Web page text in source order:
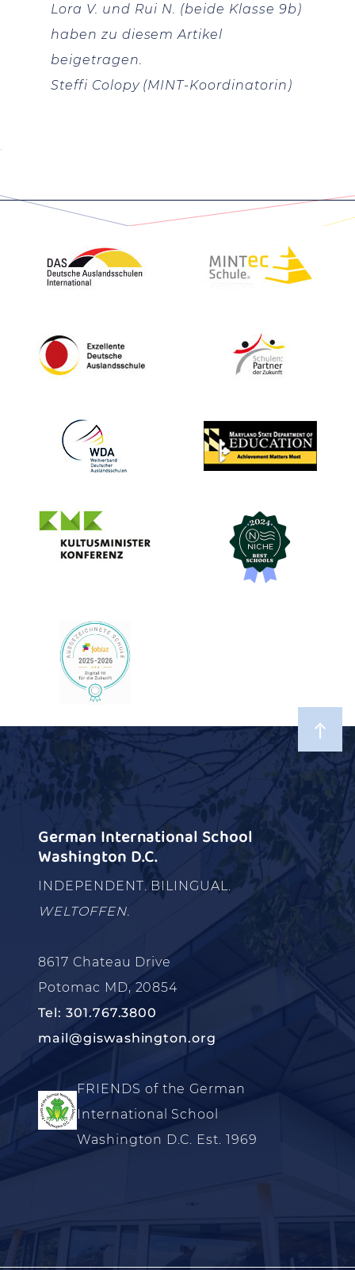
Lora V. und Rui N. (beide Klasse 9b)
haben zu diesem Artikel
beigetragen.
Steffi Colopy (MINT-Koordinatorin)
German International School
Washington D.C.
INDEPENDENT. BILINGUAL.
WELTOFFEN.
8617 Chateau Drive
Potomac MD, 20854
Tel: 301.767.3800
mail@giswashington.org
FRIENDS of the German
International School
Washington D.C. Est. 1969